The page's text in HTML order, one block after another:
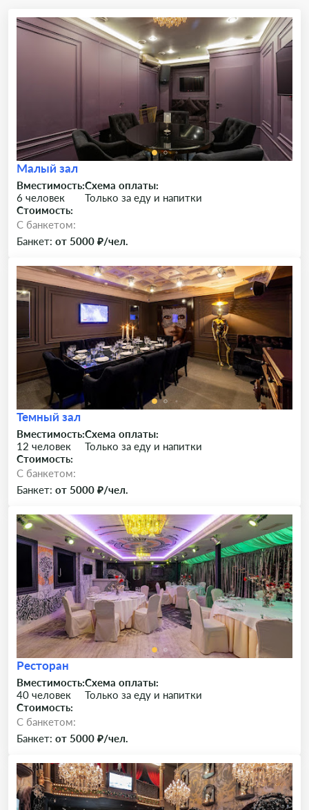
Малый зал
Вместимость:
6 человек
Схема оплаты:
Только за еду и напитки
Стоимость:
C банкетом:
Банкет: от 5000 ₽/чел.
Темный зал
Вместимость:
12 человек
Схема оплаты:
Только за еду и напитки
Стоимость:
C банкетом:
Банкет: от 5000 ₽/чел.
Ресторан
Вместимость:
40 человек
Схема оплаты:
Только за еду и напитки
Стоимость:
C банкетом:
Банкет: от 5000 ₽/чел.